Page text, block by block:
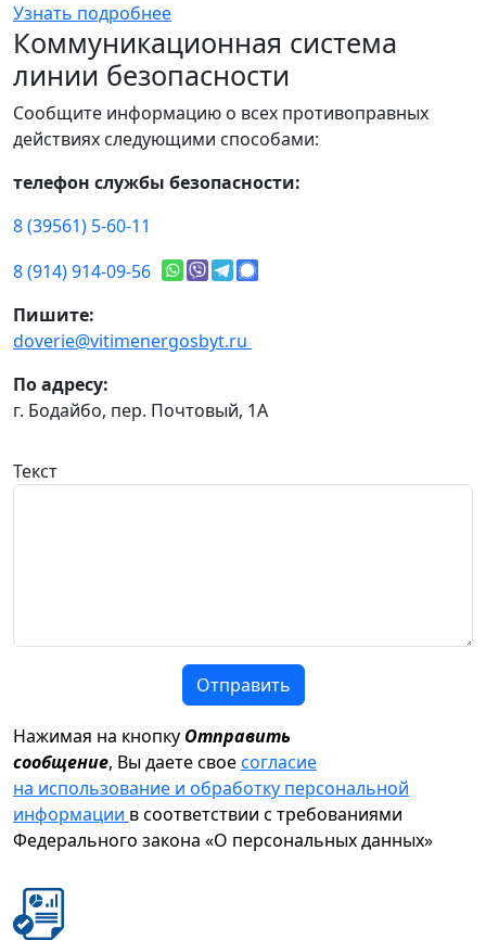
Узнать подробнее
Коммуникационная система
линии безопасности
Сообщите информацию о всех противоправных
действиях следующими способами:
телефон службы безопасности:
8 (39561) 5-60-11
8 (914) 914-09-56
Пишите:
doverie@vitimenergosbyt.ru
По адресу:
г. Бодайбо, пер. Почтовый, 1А
Текст
Отправить
Нажимая на кнопку Отправить
сообщение, Вы даете своесогласие
на использование и обработку персональной
информации в соответствии с требованиями
Федерального закона «О персональных данных»